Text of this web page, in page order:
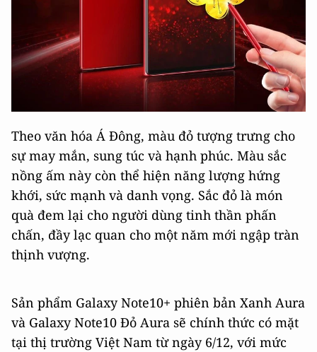
Theo văn hóa Á Đông, màu đỏ tượng trưng cho
sự may mắn, sung túc và hạnh phúc. Màu sắc
nồng ấm này còn thể hiện năng lượng hứng
khới, sức mạnh và danh vọng. Sắc đỏ là món
quà đem lại cho người dùng tinh thần phấn
chấn, đầy lạc quan cho một năm mới ngập tràn
thịnh vượng.
Sản phẩm Galaxy Note10+ phiên bản Xanh Aura
và Galaxy Note10 Đỏ Aura sẽ chính thức có mặt
tại thị trường Việt Nam từ ngày 6/12, với mức